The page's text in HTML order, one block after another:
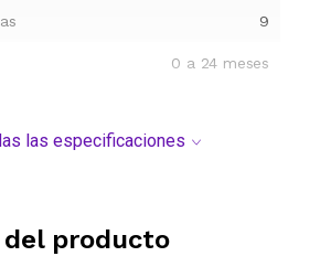
9
0 a 24 meses
las especificaciones
del producto